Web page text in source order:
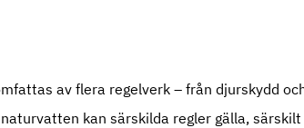
av flera regelverk – från djurskydd
kan särskilda regler gälla,